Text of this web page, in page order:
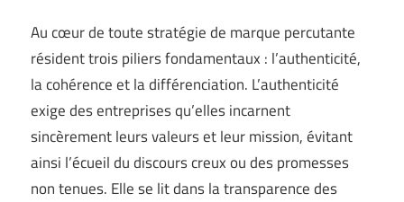
Au cœur de toute stratégie de marque percutante
résident trois piliers fondamentaux : l’authenticité,
la cohérence et la différenciation. L’authenticité
exige des entreprises qu’elles incarnent
sincèrement leurs valeurs et leur mission, évitant
ainsi l’écueil du discours creux ou des promesses
non tenues. Elle se lit dans la transparence des